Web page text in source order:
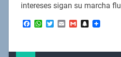
intereses sigan su marcha
Facebook
WhatsApp
Twitter
EmailGmailSnapchat